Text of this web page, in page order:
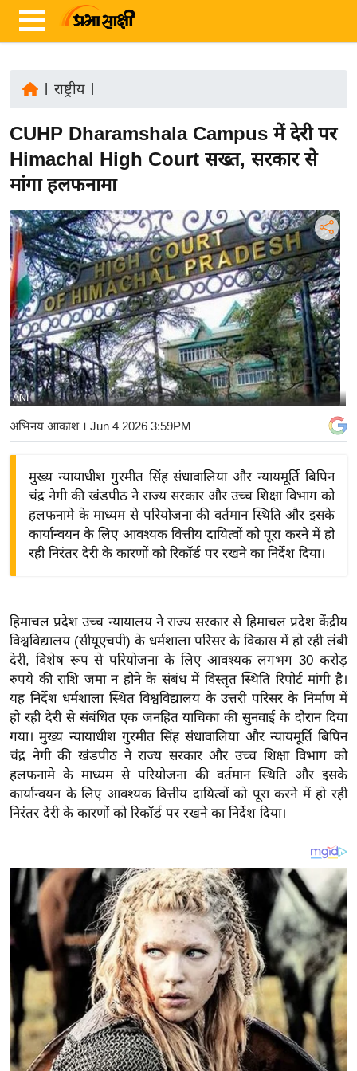
ज़ा
ख
र
रा
ष्ट्री
य
अं
त
र्रा
ष्ट्री
य
बि
ज़
ने
द्यो
वि
शे
ष
ज्ञ
रा
य
ब
ज
ट
खे
के
ट
2
0
2
6
राष्ट्रीय|
CUHP Dharamshala Campus में देरी पर
Himachal High Court सख्त, सरकार से
मांगा हलफनामा
ANI
अभिनय आकाश। Jun 4 2026 3:59PM
मुख्य न्यायाधीश गुरमीत सिंह संधावालिया और न्यायमूर्ति बिपिन
चंद्र नेगी की खंडपीठ ने राज्य सरकार और उच्च शिक्षा विभाग को
हलफनामे के माध्यम से परियोजना की वर्तमान स्थिति और इसके
कार्यान्वयन के लिए आवश्यक वित्तीय दायित्वों को पूरा करने में हो
रही निरंतर देरी के कारणों को रिकॉर्ड पर रखने का निर्देश दिया।
हिमाचल प्रदेश उच्च न्यायालय ने राज्य सरकार से हिमाचल प्रदेश केंद्रीय
विश्वविद्यालय (सीयूएचपी) के धर्मशाला परिसर के विकास में हो रही लंबी
देरी, विशेष रूप से परियोजना के लिए आवश्यक लगभग 30 करोड़
रुपये की राशि जमा न होने के संबंध में विस्तृत स्थिति रिपोर्ट मांगी है।
यह निर्देश धर्मशाला स्थित विश्वविद्यालय के उत्तरी परिसर के निर्माण में
हो रही देरी से संबंधित एक जनहित याचिका की सुनवाई के दौरान दिया
गया। मुख्य न्यायाधीश गुरमीत सिंह संधावालिया और न्यायमूर्ति बिपिन
चंद्र नेगी की खंडपीठ ने राज्य सरकार और उच्च शिक्षा विभाग को
हलफनामे के माध्यम से परियोजना की वर्तमान स्थिति और इसके
कार्यान्वयन के लिए आवश्यक वित्तीय दायित्वों को पूरा करने में हो रही
निरंतर देरी के कारणों को रिकॉर्ड पर रखने का निर्देश दिया।